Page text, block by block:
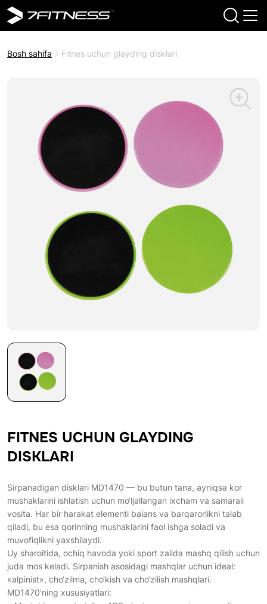
Bosh sahifa Fitnes uchun glayding disklari
FITNES UCHUN GLAYDING
DISKLARI
Sirpanadigan disklari MD1470 — bu butun tana, ayniqsa kor
mushaklarini ishlatish uchun mo‘ljallangan ixcham va samarali
vosita. Har bir harakat elementi balans va barqarorlikni talab
qiladi, bu esa qorinning mushaklarini faol ishga soladi va
muvofiqlikni yaxshilaydi.
Uy sharoitida, ochiq havoda yoki sport zalida mashq qilish uchun
juda mos keladi. Sirpanish asosidagi mashqlar uchun ideal:
«alpinist», cho‘zilma, cho‘kish va cho‘zilish mashqlari.
MD1470’ning xususiyatlari: